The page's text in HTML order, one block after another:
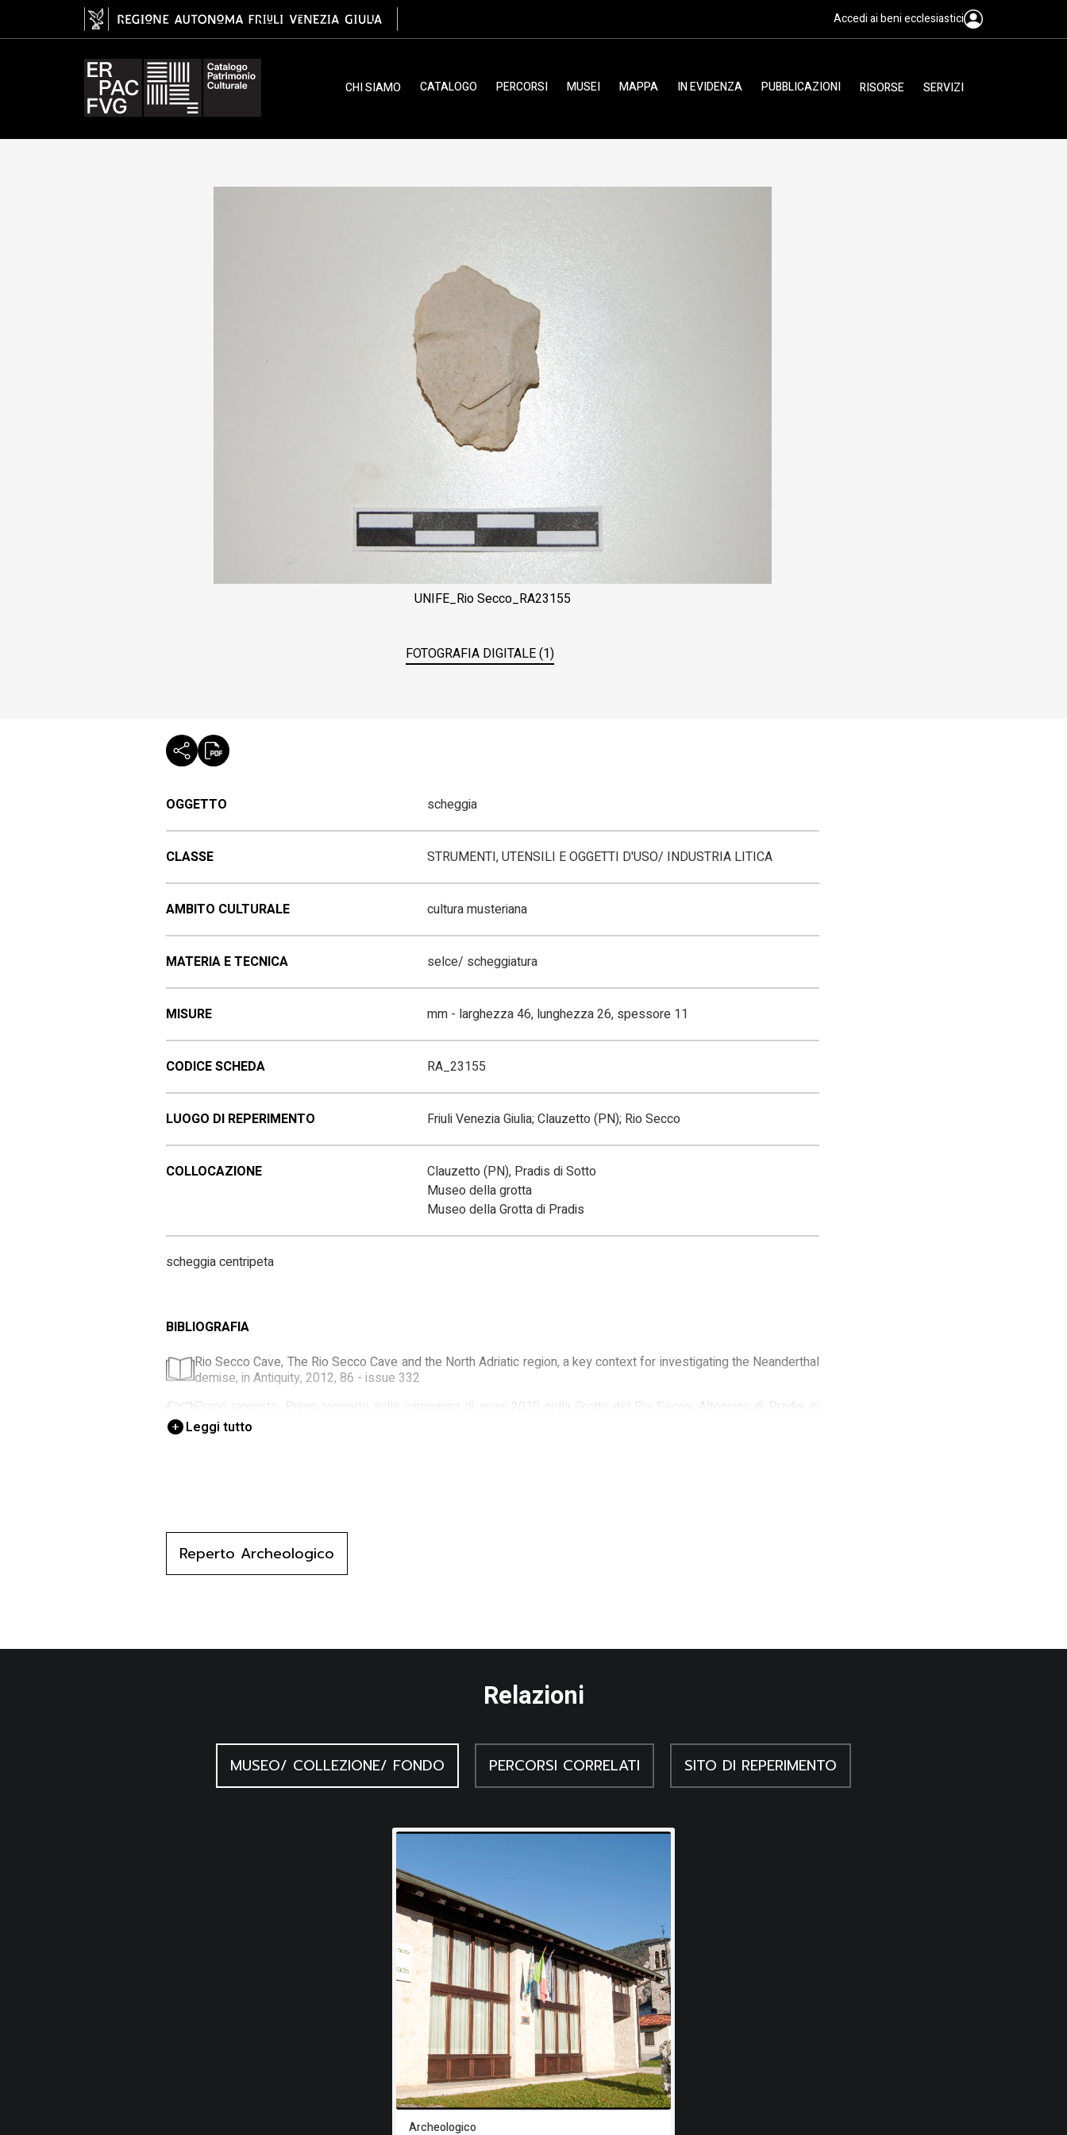
scheggia, cultura musteriana, Paleolitico medio Accedi ai beni ecclesiastici
CHI SIAMO CATALOGO PERCORSI MUSEI MAPPA IN EVIDENZA PUBBLICAZIONI RISORSE SERVIZI
UNIFE_Rio Secco_RA23155
FOTOGRAFIA DIGITALE (1)
OGGETTO scheggia
CLASSE STRUMENTI, UTENSILI E OGGETTI D'USO/ INDUSTRIA LITICA
AMBITO CULTURALE cultura musteriana
MATERIA E TECNICA selce/ scheggiatura
MISURE mm - larghezza 46, lunghezza 26, spessore 11
CODICE SCHEDA RA_23155
LUOGO DI REPERIMENTO Friuli Venezia Giulia; Clauzetto (PN); Rio Secco
COLLOCAZIONE
Clauzetto (PN), Pradis di Sotto
Museo della grotta
Museo della Grotta di Pradis
scheggia centripeta
BIBLIOGRAFIA
Rio Secco Cave, The Rio Secco Cave and the North Adriatic region, a key context for investigating the Neanderthal
demise, in Antiquity, 2012, 86 - issue 332
Primo rapporto, Primo rapporto sulla campagna di scavi 2010 nella Grotta del Rio Secco, Altopiano di Pradis, in
Bollettino Società Naturalisti "Silvia Zenari", Pordenone 2010, 34
Leggi tutto
Reperto Archeologico
Relazioni
MUSEO/ COLLEZIONE/ FONDO PERCORSI CORRELATI SITO DI REPERIMENTO
Archeologico